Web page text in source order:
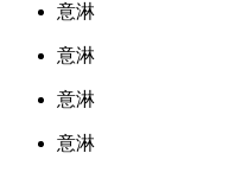
意淋
意淋
意淋
意淋